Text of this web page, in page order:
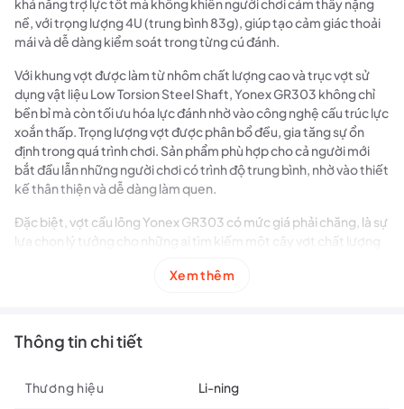
khả năng trợ lực tốt mà không khiến người chơi cảm thấy nặng
nề, với trọng lượng 4U (trung bình 83g), giúp tạo cảm giác thoải
mái và dễ dàng kiểm soát trong từng cú đánh.
Với khung vợt được làm từ nhôm chất lượng cao và trục vợt sử
dụng vật liệu Low Torsion Steel Shaft, Yonex GR303 không chỉ
bền bỉ mà còn tối ưu hóa lực đánh nhờ vào công nghệ cấu trúc lực
xoắn thấp. Trọng lượng vợt được phân bổ đều, gia tăng sự ổn
định trong quá trình chơi. Sản phẩm phù hợp cho cả người mới
bắt đầu lẫn những người chơi có trình độ trung bình, nhờ vào thiết
kế thân thiện và dễ dàng làm quen.
Đặc biệt, vợt cầu lông Yonex GR303 có mức giá phải chăng, là sự
lựa chọn lý tưởng cho những ai tìm kiếm một cây vợt chất lượng
vợt G5, sản phẩm này sẽ đáp ứng nhu cầu của nhiều người chơi
Xem thêm
Thông tin chi tiết
Thương hiệu Li-ning